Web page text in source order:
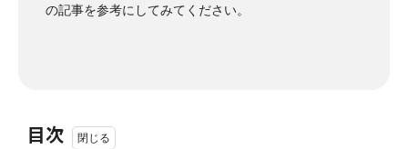
の記事を参考にしてみてください。
目次